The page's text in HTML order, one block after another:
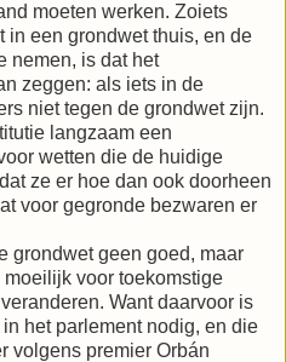
moeten werken. Zoiets
in een grondwet thuis, en de
nemen, is dat het
zeggen: als iets in de
niet tegen de grondwet zijn.
langzaam een
wetten die de huidige
ze er hoe dan ook doorheen
voor gegronde bezwaren er
grondwet geen goed, maar
voor toekomstige
Want daarvoor is
het parlement nodig, en die
volgens premier Orbán